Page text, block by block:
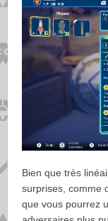
Bien que très
surprises, comme
que vous pourrez